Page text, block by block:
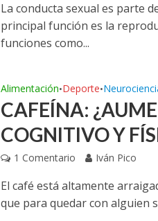
La conducta sexual es parte
principal función es la
funciones como...
Alimentación•Deporte•
CAFEÍNA:
COGNITIVO Y
1 Comentario Iván Pico
El café está altamente
que para quedar con alguien